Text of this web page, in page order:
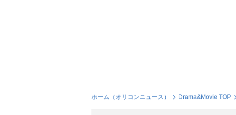
ホーム（オリコンニュース） Drama&Movie TOP